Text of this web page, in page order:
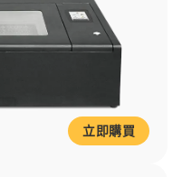
立即購買